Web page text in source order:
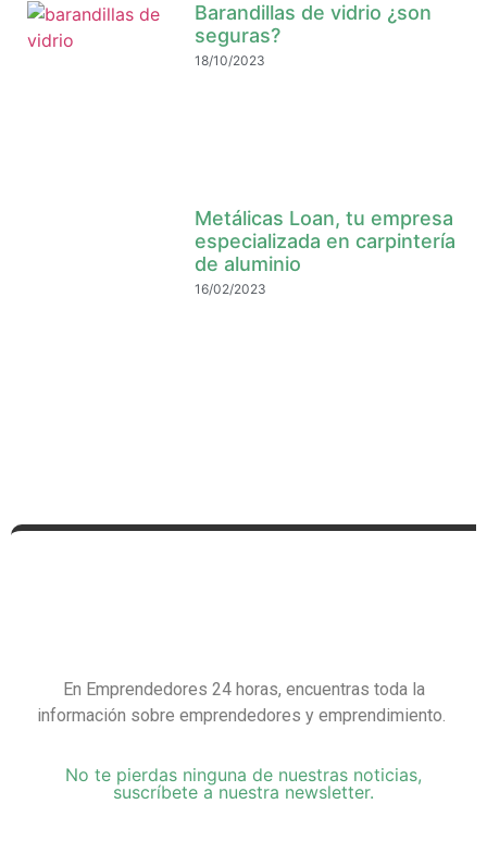
Barandillas de vidrio ¿son
seguras?
18/10/2023
Metálicas Loan, tu empresa
especializada en carpintería
de aluminio
16/02/2023
En Emprendedores 24 horas, encuentras toda la
información sobre emprendedores y emprendimiento.
No te pierdas ninguna de nuestras noticias,
suscríbete a nuestra newsletter.